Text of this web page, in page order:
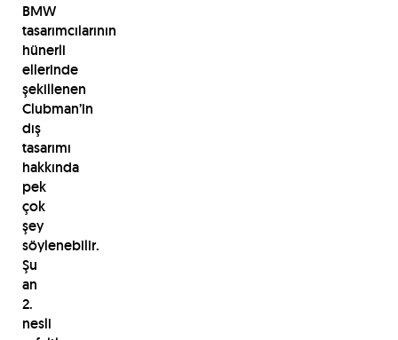
BMW
tasarımcılarının
hünerli
ellerinde
şekillenen
Clubman’in
dış
tasarımı
hakkında
pek
çok
şey
söylenebilir.
Şu
an
2.
nesli